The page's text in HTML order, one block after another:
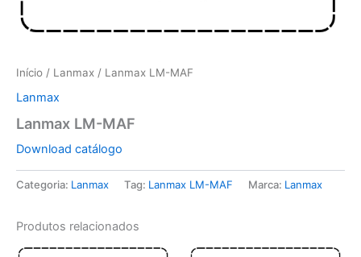
Início / Lanmax / Lanmax LM-MAF
Lanmax
Lanmax LM-MAF
Download catálogo
Categoria: Lanmax Tag: Lanmax LM-MAF Marca: Lanmax
Produtos relacionados